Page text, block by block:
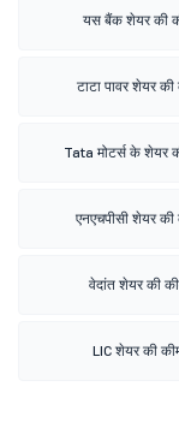
यस बैंक शेयर की
टाटा पावर शेयर
Tata मोटर्स के शेयर
एनएचपीसी शेयर की
वेदांत शेयर की
LIC शेयर की